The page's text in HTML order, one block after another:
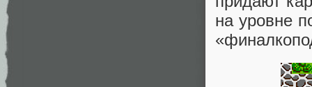
на уровне